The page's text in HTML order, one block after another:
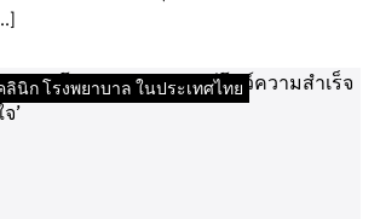
นิก โรงพยาบาล ในประเทศไทย